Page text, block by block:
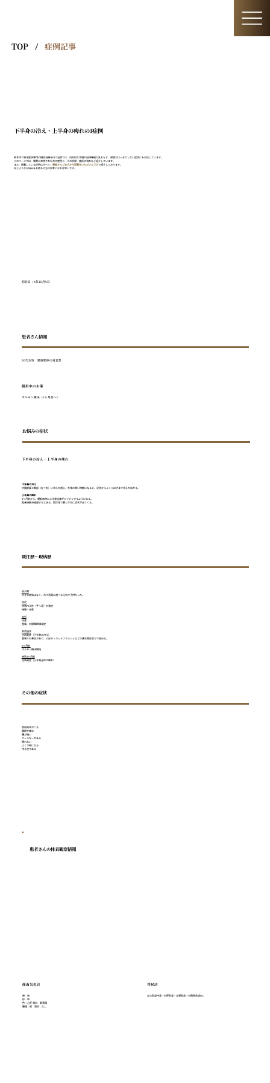
TOP / 症例記事
下半身の冷え・上半身の痺れの1症例
熊本市で東洋医学専門の鍼灸治療を行う当院では、内科的な不調や自律神経の乱れなど、原因がはっきりしない症状にも対応しています。
このページでは、実際に来院された方の症例と、その診察・施術の流れをご紹介しています。
また、掲載している症例はすべて、 患者さんご本人から同意をいただいたうえで紹介しております。
同じようなお悩みをお持ちの方の参考になれば幸いです。
初診日：X年10月9日
患者さん情報
50代女性 建設関係の自営業
服用中のお薬
ホルモン療法（2ヶ月前〜）
お悩みの症状
下半身の冷え・上半身の痺れ
下半身の冷え
大腿前面と臀部（左＝右）に冷えを感じ、冬場の寒い時期になると、足先からふくらはぎまで冷えが広がる。
上半身の痺れ
1ヶ月前から、朝起床時に上半身全体がピリピリするようになる。
起床後数分経過すると治る。間欠性で朝と夕方に症状が出てくる。
既往歴〜現病歴
幼少期
大きな病気はなく、外で活発に遊べる元気で子供だった。
20代
末端冷え性（手＜足）を発症
結婚・出産
30代
出産
産後、右股関節痛発症
40代後半
主訴発症（下半身の冷え）
夏場でも寒気があり、のぼせ・ホットフラッシュなどの更年期症状がで始める。
2ヶ月前
ホルモン療法開始
来院1ヶ月前
主訴発症（上半身全体の痺れ）
その他の症状
首肩背中がこる
関節が痛む
腰が痛い
アレルギーがある
眠れない
よく下痢になる
冷え性である
患者さんの体表観察情報
顔面気色診
神：栄
形：中
色：心肝 青白 腎青黒
腠理：密 膏沢：なし
背候診
左心兪虚中実・右肝兪実・左腎兪虚・右膀胱兪虚etc